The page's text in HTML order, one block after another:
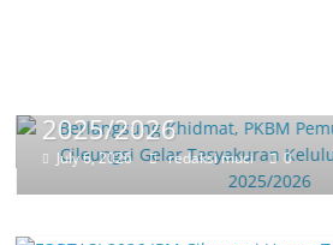
2025/2026
July 6, 2026 redaksi muci 0